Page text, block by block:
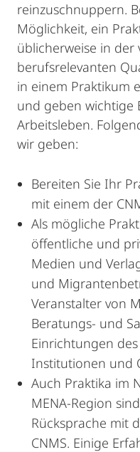
reinzuschnuppern.
Möglichkeit, ein
üblicherweise in der
berufsrelevanten
in einem Praktikum
und geben wichtige
Arbeitsleben.
wir geben:
Bereiten Sie Ihr
mit einem der
Als mögliche
öffentliche und
Medien und
und
Veranstalter von
Beratungs- und
Einrichtungen
Institutionen und
Auch Praktika im
MENA-Region
Rücksprache mit
CNMS. Einige